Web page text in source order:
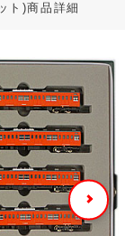
ト)商品詳細